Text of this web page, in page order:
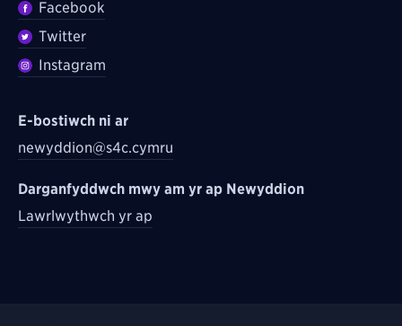
Facebook
Twitter
Instagram
E-bostiwch ni ar
newyddion@s4c.cymru
Darganfyddwch mwy am yr ap Newyddion
Lawrlwythwch yr ap